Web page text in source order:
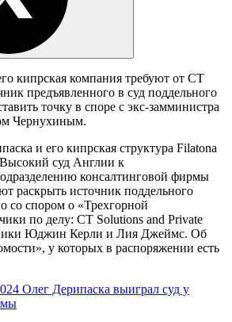
кипрская компания требуют от CT
предъявленного в суд поддельного
точку в споре с экс-замминистра
Чернухиным.
и его кипрская структура Filatona
суд Англии к
консалтинговой фирмы
раскрыть источник поддельного
со спором о «Трехгорной
по делу: CT Solutions and Private
Юджин Керли и Лия Джеймс. Об
у которых в распоряжении есть
Олег Дерипаска выиграл суд у